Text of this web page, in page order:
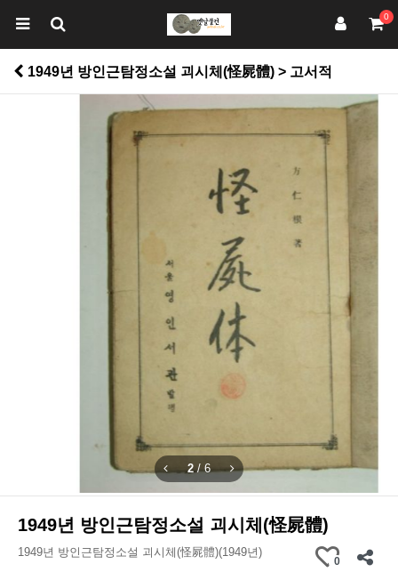
0
1949년 방인근탐정소설 괴시체(怪屍體) > 고서적
2/6
1949년 방인근탐정소설 괴시체(怪屍體)
1949년 방인근탐정소설 괴시체(怪屍體)(1949년)
0